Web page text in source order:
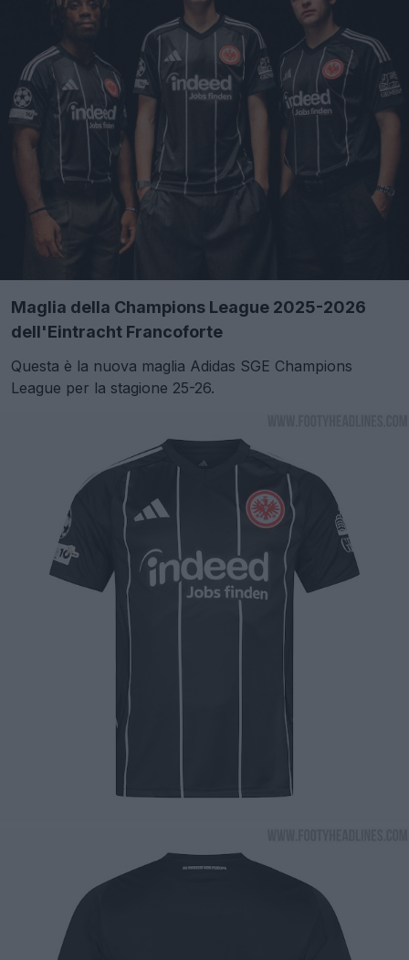
Maglia della Champions League 2025-2026
dell'Eintracht Francoforte
Questa è la nuova maglia Adidas SGE Champions
League per la stagione 25-26.